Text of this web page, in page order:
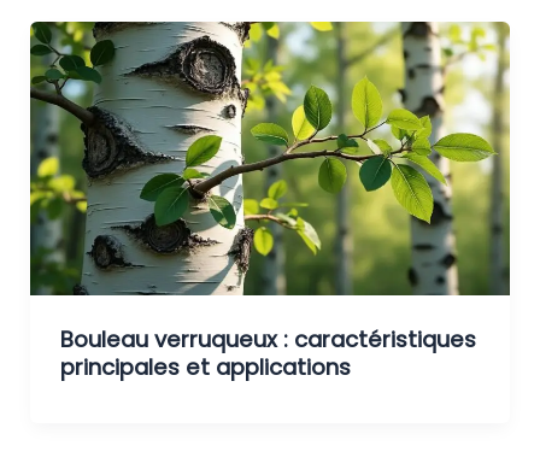
Bouleau verruqueux : caractéristiques
principales et applications